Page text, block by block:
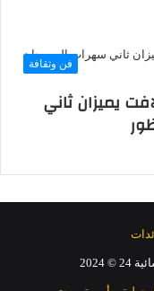
فن وثقافة
يميزان ثاني